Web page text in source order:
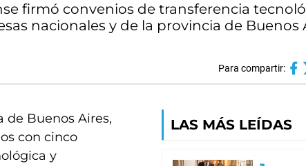
firmó convenios de transferencia
nacionales y de la provincia de Buenos
Para compartir:
de Buenos Aires,
con cinco
y
LAS MÁS LEÍDAS